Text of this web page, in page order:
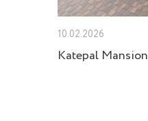
10.02.2026
Katepal Mansion